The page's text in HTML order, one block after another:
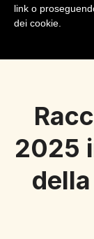
2025
link o
dei cookie.